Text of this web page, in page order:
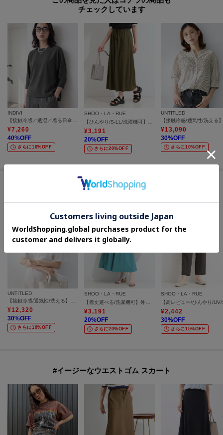
チェックしています
INDIVI
¥7,260
40%OFF
さらに10%OFF
SHOO・LA・RUE
¥3,191
20%OFF
さらに20%OFF
UNTITLED
¥13,090
30%OFF
さらに10%OFF
セールアイテムからのおすすめ
UNTITLED
【接触冷感/通気性/洗える】Vネックフリルブラウス
¥12,320
30%OFF
さらに10%OFF
SHOO・LA・RUE
【着丈選べる/洗濯機可】外せるウエストリボン付き 主役になるフレアスカート
¥3,191
20%OFF
さらに20%OFF
SHOO・LA・RUE
¥2,442
30%OFF
さらに15%OFF
#イージーなウエストゴム スカート